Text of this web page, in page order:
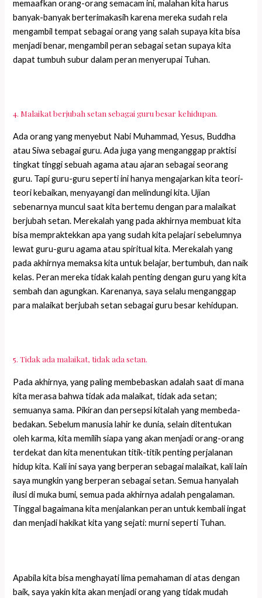
memaafkan orang-orang semacam ini, malahan kita harus
banyak-banyak berterimakasih karena mereka sudah rela
mengambil tempat sebagai orang yang salah supaya kita bisa
menjadi benar, mengambil peran sebagai setan supaya kita
dapat tumbuh subur dalam peran menyerupai Tuhan.
4. Malaikat berjubah setan sebagai guru besar kehidupan.
Ada orang yang menyebut Nabi Muhammad, Yesus, Buddha
atau Siwa sebagai guru. Ada juga yang menganggap praktisi
tingkat tinggi sebuah agama atau ajaran sebagai seorang
guru. Tapi guru-guru seperti ini hanya mengajarkan kita teori-
teori kebaikan, menyayangi dan melindungi kita. Ujian
sebenarnya muncul saat kita bertemu dengan para malaikat
berjubah setan. Merekalah yang pada akhirnya membuat kita
bisa mempraktekkan apa yang sudah kita pelajari sebelumnya
lewat guru-guru agama atau spiritual kita. Merekalah yang
pada akhirnya memaksa kita untuk belajar, bertumbuh, dan naik
kelas. Peran mereka tidak kalah penting dengan guru yang kita
sembah dan agungkan. Karenanya, saya selalu menganggap
para malaikat berjubah setan sebagai guru besar kehidupan.
5. Tidak ada malaikat, tidak ada setan.
Pada akhirnya, yang paling membebaskan adalah saat di mana
kita merasa bahwa tidak ada malaikat, tidak ada setan;
semuanya sama. Pikiran dan persepsi kitalah yang membeda-
bedakan. Sebelum manusia lahir ke dunia, selain ditentukan
oleh karma, kita memilih siapa yang akan menjadi orang-orang
terdekat dan kita menentukan titik-titik penting perjalanan
hidup kita. Kali ini saya yang berperan sebagai malaikat, kali lain
saya mungkin yang berperan sebagai setan. Semua hanyalah
ilusi di muka bumi, semua pada akhirnya adalah pengalaman.
Tinggal bagaimana kita menjalankan peran untuk kembali ingat
dan menjadi hakikat kita yang sejati: murni seperti Tuhan.
Apabila kita bisa menghayati lima pemahaman di atas dengan
baik, saya yakin kita akan menjadi orang yang tidak mudah